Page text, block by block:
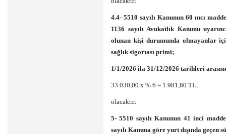
4.4- 5510 sayılı Kanunun 60 ıncı
1136 sayılı Avukatlık Kanunu
olunan kişi durumunda olmayanlar
sağlık sigortası primi;
1/1/2026 ila 31/12/2026 tarihleri
33.030,00 x % 6 = 1.981,80 TL,
olacaktır.
5- 5510 sayılı Kanunun 41 inci
sayılı Kanuna göre yurt dışında geçen